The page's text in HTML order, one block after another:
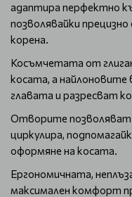
адаптира перфектно
позволявайки
корена.
Косъмчетата от
косата, а
главата и разресват
Отворите позволяват
циркулира,
оформяне на косата.
Ергономичната,
максимален комфорт